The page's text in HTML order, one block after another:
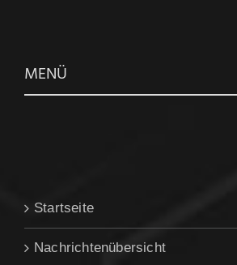
MENÜ
Startseite
Nachrichtenübersicht